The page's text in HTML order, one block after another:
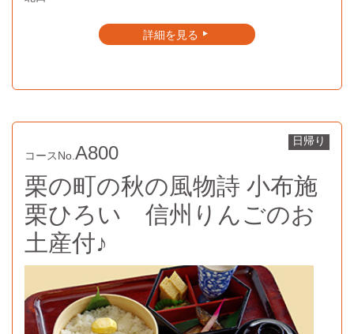
詳細を見る ▲
コースNo. A800
日帰り
栗の町の秋の風物詩 小布施
栗ひろい 信州りんごのお
土産付♪